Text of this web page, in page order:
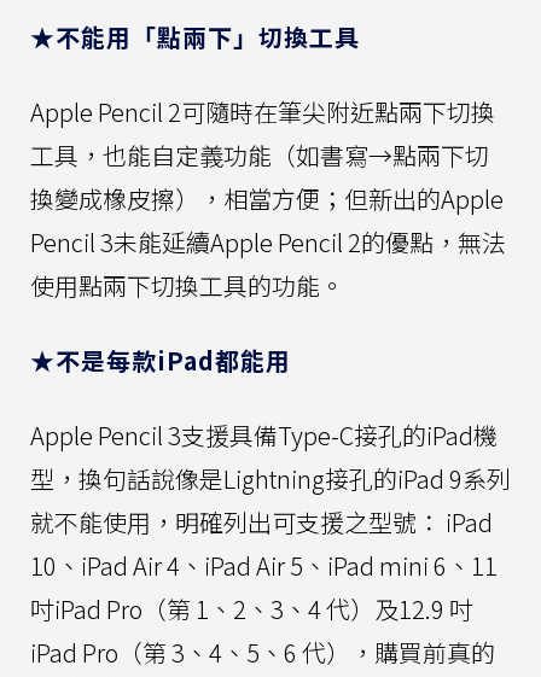
★不能用「點兩下」切換工具
Apple Pencil 2可隨時在筆尖附近點兩下切換
工具，也能自定義功能（如書寫→點兩下切
換變成橡皮擦），相當方便；但新出的Apple
Pencil 3未能延續Apple Pencil 2的優點，無法
使用點兩下切換工具的功能。
★不是每款iPad都能用
Apple Pencil 3支援具備Type-C接孔的iPad機
型，換句話說像是Lightning接孔的iPad 9系列
就不能使用，明確列出可支援之型號： iPad
10、iPad Air 4、iPad Air 5、iPad mini 6、11
吋iPad Pro（第 1、2、3、4 代）及12.9 吋
iPad Pro（第 3、4、5、6 代），購買前真的